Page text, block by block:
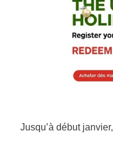
Jusqu’à début